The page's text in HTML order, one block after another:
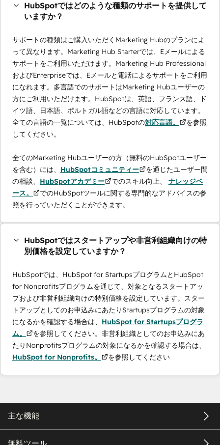
HubSpotではどのような種類のサポートを提供して
いますか？
サポートの種類はご購入いただくMarketing Hubのプランによ
って異なります。Marketing Hub Starterでは、Eメールによる
サポートをご利用いただけます。Marketing Hub Professional
およびEnterpriseでは、Eメールと電話によるサポートをご利用
になれます。多言語でのサポートはMarketing Hubユーザーの
方にご利用いただけます。HubSpotは、英語、フランス語、ド
イツ語、日本語、ポルトガル語などの言語に対応しています。
全ての言語の一覧については、HubSpotの対応言語。
を参照
してください。
全てのMarketing Hubユーザーの方（無料のHubSpotユーザー
を含む）には、 HubSpotコミュニティー
を通じたユーザー間
の相談、 HubSpotアカデミー でのスキル向上、 ナレッジベ
ース。
でのHubSpotツールに関する専門的なアドバイスの参
照を行っていただくことができます。
HubSpotではスタートアップや非営利組織向けの特
別価格を設定していますか？
HubSpotでは、HubSpot for StartupsプログラムとHubSpot
for Nonprofitsプログラムを通じて、対象となるスタートアッ
プおよび非営利組織向けの特別価格を設定しています。スター
トアップとしてのお申込みにあたりStartupsプログラムの対象
になるかを確認する場合は、 HubSpot for Startupsプログラ
ム。
を参照してください。非営利組織としてのお申込みにあ
たりNonprofitsプログラムの対象になるかを確認する場合は、
HubSpot for Nonprofits。
を参照してください
主な機能
無料ツール